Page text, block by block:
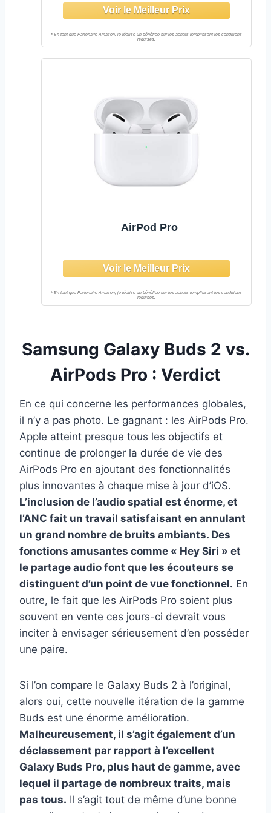
IPX2, étui-Chargeur, Son de qualité,
Appel Clair– Version FR
AirPod Pro
Samsung Galaxy Buds 2 vs.
AirPods Pro : Verdict
En ce qui concerne les performances globales,
il n’y a pas photo. Le gagnant : les AirPods Pro.
Apple atteint presque tous les objectifs et
continue de prolonger la durée de vie des
AirPods Pro en ajoutant des fonctionnalités
plus innovantes à chaque mise à jour d’iOS.
L’inclusion de l’audio spatial est énorme, et
l’ANC fait un travail satisfaisant en annulant
un grand nombre de bruits ambiants. Des
fonctions amusantes comme « Hey Siri » et
le partage audio font que les écouteurs se
distinguent d’un point de vue fonctionnel. En
outre, le fait que les AirPods Pro soient plus
souvent en vente ces jours-ci devrait vous
inciter à envisager sérieusement d’en posséder
une paire.
Si l’on compare le Galaxy Buds 2 à l’original,
alors oui, cette nouvelle itération de la gamme
Buds est une énorme amélioration.
Malheureusement, il s’agit également d’un
déclassement par rapport à l’excellent
Galaxy Buds Pro, plus haut de gamme, avec
lequel il partage de nombreux traits, mais
pas tous. Il s’agit tout de même d’une bonne